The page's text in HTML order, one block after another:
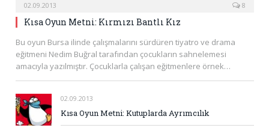
02.09.2013 8
Kısa Oyun Metni: Kırmızı Bantlı Kız
Bu oyun Bursa ilinde çalışmalarını sürdüren tiyatro ve drama
eğitmeni Nedim Buğral tarafından çocukların sahnelemesi
amacıyla yazılmıştır. Çocuklarla çalışan eğitmenlere örnek…
02.09.2013
Kısa Oyun Metni: Kutuplarda Ayrımcılık